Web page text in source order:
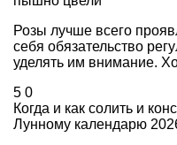
Розы лучше всего
себя обязательство
уделять им внимание.
5 0
Когда и как солить и
Лунному календарю